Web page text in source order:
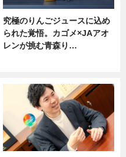
究極のりんごジュースに込め
られた覚悟。カゴメ×JAアオ
レンが挑む青森り…